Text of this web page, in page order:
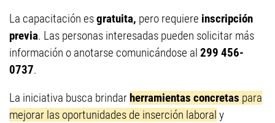
La capacitación esgratuita, pero requiere inscripción
previa. Las personas interesadas pueden solicitar más
información o anotarse comunicándose al 299 456-
0737.
La iniciativa busca brindarherramientas concretas para
mejorar las oportunidades de inserción laboral y